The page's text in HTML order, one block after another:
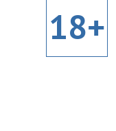
18+